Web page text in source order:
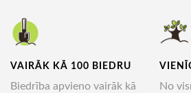
VAIRĀK KĀ 100 BIEDRU
Biedrība apvieno vairāk kā
No